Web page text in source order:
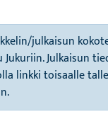
julkaisun
Julkaisun
linkki toisaalle